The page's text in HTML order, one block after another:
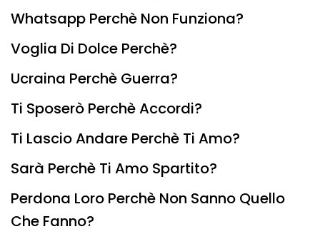
Whatsapp Perchè Non Funziona?
Voglia Di Dolce Perchè?
Ucraina Perchè Guerra?
Ti Sposerò Perchè Accordi?
Ti Lascio Andare Perchè Ti Amo?
Sarà Perchè Ti Amo Spartito?
Perdona Loro Perchè Non Sanno Quello
Che Fanno?